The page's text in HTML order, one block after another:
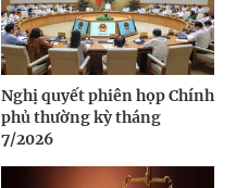
Nghị quyết phiên họp Chính
phủ thường kỳ tháng
7/2026